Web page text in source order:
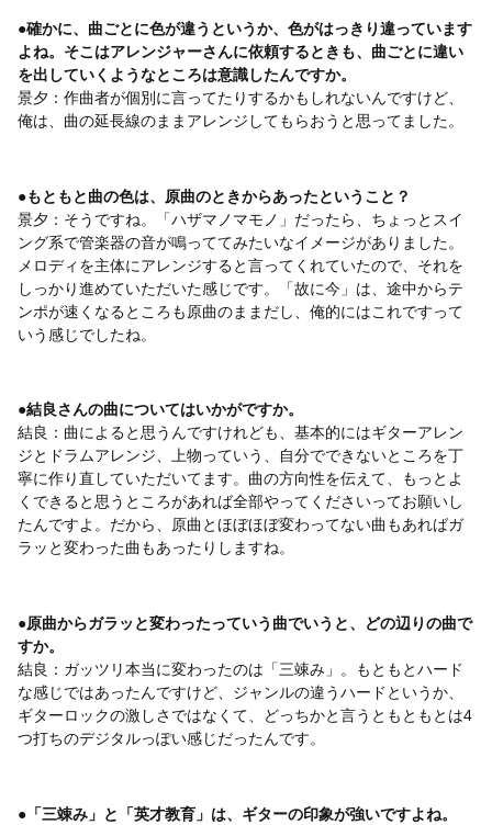
●確かに、曲ごとに色が違うというか、色がはっきり違っています
よね。そこはアレンジャーさんに依頼するときも、曲ごとに違い
を出していくようなところは意識したんですか。
景夕：作曲者が個別に言ってたりするかもしれないんですけど、
俺は、曲の延長線のままアレンジしてもらおうと思ってました。
●もともと曲の色は、原曲のときからあったということ？
景夕：そうですね。「ハザマノマモノ」だったら、ちょっとスイ
ング系で管楽器の音が鳴っててみたいなイメージがありました。
メロディを主体にアレンジすると言ってくれていたので、それを
しっかり進めていただいた感じです。「故に今」は、途中からテ
ンポが速くなるところも原曲のままだし、俺的にはこれですって
いう感じでしたね。
●結良さんの曲についてはいかがですか。
結良：曲によると思うんですけれども、基本的にはギターアレン
ジとドラムアレンジ、上物っていう、自分でできないところを丁
寧に作り直していただいてます。曲の方向性を伝えて、もっとよ
くできると思うところがあれば全部やってくださいってお願いし
たんですよ。だから、原曲とほぼほぼ変わってない曲もあればガ
ラッと変わった曲もあったりしますね。
●原曲からガラッと変わったっていう曲でいうと、どの辺りの曲で
すか。
結良：ガッツリ本当に変わったのは「三竦み」。もともとハード
な感じではあったんですけど、ジャンルの違うハードというか、
ギターロックの激しさではなくて、どっちかと言うともともとは4
つ打ちのデジタルっぽい感じだったんです。
●「三竦み」と「英才教育」は、ギターの印象が強いですよね。